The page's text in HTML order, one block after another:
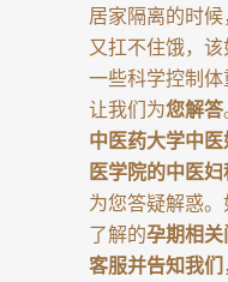
居家隔离的时
又扛不住饿，
一些科学控制
让我们为您解答
中医药大学中
医学院的中医
为您答疑解惑
了解的孕期相
客服并告知我们